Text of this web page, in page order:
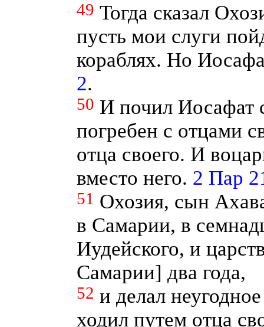
49 Тогда сказал
пусть мои слуги
кораблях. Но
2.
50 И почил Иосафат
погребен с отцами
отца своего. И
вместо него. 2 Пар
51 Охозия, сын
в Самарии, в
Иудейского, и
Самарии] два года,
52 и делал
ходил путем отца